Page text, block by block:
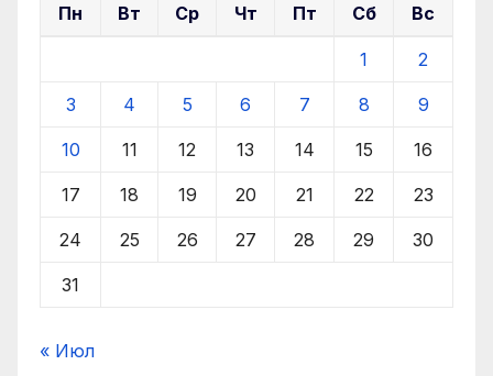
Пн Вт Ср Чт Пт Сб Вс
1 2
3 4 5 6 7 8 9
10 11 12 13 14 15 16
17 18 19 20 21 22 23
24 25 26 27 28 29 30
31
« Июл